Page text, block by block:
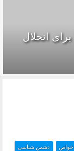
انحلال
خواص
دشمن شناسی